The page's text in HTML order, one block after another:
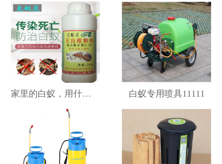
家里的白蚁，用什么药消杀... 白蚁专用喷具11111